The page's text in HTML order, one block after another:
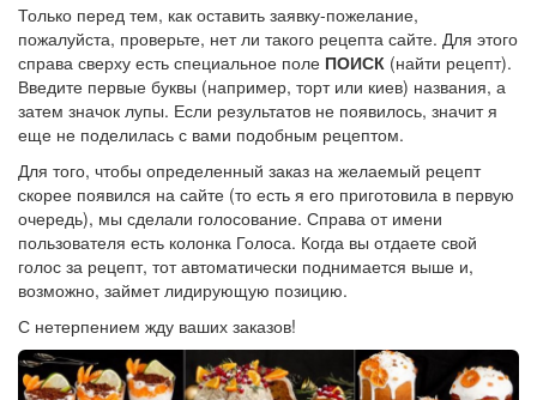
Только перед тем, как оставить заявку-пожелание,
пожалуйста, проверьте, нет ли такого рецепта сайте. Для этого
справа сверху есть специальное поле ПОИСК (найти рецепт).
Введите первые буквы (например, торт или киев) названия, а
затем значок лупы. Если результатов не появилось, значит я
еще не поделилась с вами подобным рецептом.
Для того, чтобы определенный заказ на желаемый рецепт
скорее появился на сайте (то есть я его приготовила в первую
очередь), мы сделали голосование. Справа от имени
пользователя есть колонка Голоса. Когда вы отдаете свой
голос за рецепт, тот автоматически поднимается выше и,
возможно, займет лидирующую позицию.
С нетерпением жду ваших заказов!